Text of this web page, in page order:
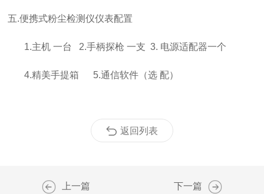
五.便携式粉尘检测仪仪表配置
1.主机 一台 2.手柄探枪 一支 3. 电源适配器一个
4.精美手提箱 5.通信软件（选 配）
返回列表
上一篇 下一篇